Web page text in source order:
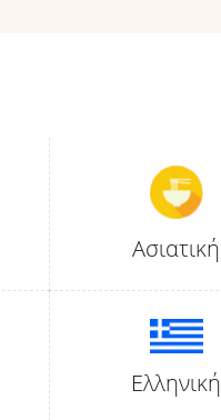
Ασιατική
Ελληνική